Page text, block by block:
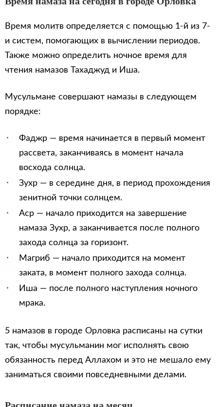
Время молитв определяется с помощью 1-й из 7-
и систем, помогающих в вычислении периодов.
Также можно определить ночное время для
чтения намазов Тахаджуд и Иша.
Мусульмане совершают намазы в следующем
порядке:
Фаджр — время начинается в первый момент
рассвета, заканчиваясь в момент начала
восхода солнца.
Зухр — в середине дня, в период прохождения
зенитной точки солнцем.
Аср — начало приходится на завершение
намаза Зухр, а заканчивается после полного
захода солнца за горизонт.
Магриб — начало приходится на момент
заката, в момент полного захода солнца.
Иша — после полного наступления ночного
мрака.
5 намазов в городе Орловка расписаны на сутки
так, чтобы мусульманин мог исполнять свою
обязанность перед Аллахом и это не мешало ему
заниматься своими повседневными делами.